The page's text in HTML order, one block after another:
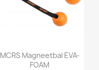
Snel bekijken
MCRS Magneetbal EVA-
FOAM